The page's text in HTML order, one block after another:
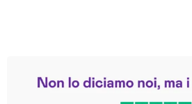
Trustpilot